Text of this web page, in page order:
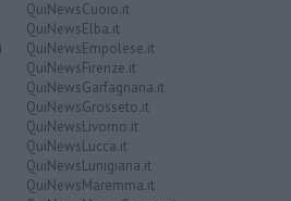
QuiNewsCuoio.it
QuiNewsElba.it
QuiNewsEmpolese.it
QuiNewsFirenze.it
QuiNewsGarfagnana.it
QuiNewsGrosseto.it
QuiNewsLivorno.it
QuiNewsLucca.it
QuiNewsLunigiana.it
QuiNewsMaremma.it